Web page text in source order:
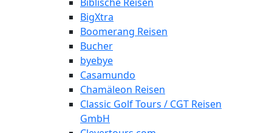
BigXtra
Boomerang Reisen
Bucher
byebye
Casamundo
Chamäleon Reisen
Classic Golf Tours / CGT Reisen
GmbH